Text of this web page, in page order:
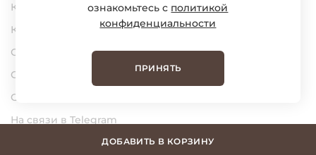
ДОБАВИТЬ В КОРЗИНУ
Карьера
Контакты
Статьи
Сертификаты
Обратная связь
На связи в Telegram
ознакомьтесь с политикой
конфиденциальности
ПРИНЯТЬ